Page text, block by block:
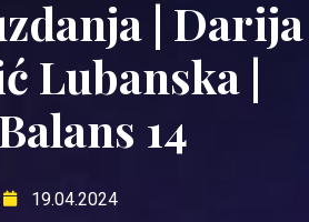
| Darija
Lubanska |
14
19.04.2024